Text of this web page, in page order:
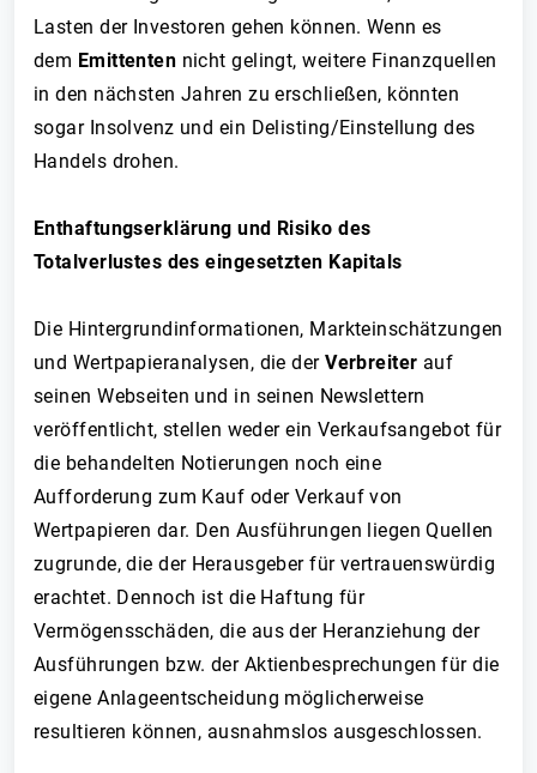
Lasten der Investoren gehen können. Wenn es
dem Emittenten nicht gelingt, weitere Finanzquellen
in den nächsten Jahren zu erschließen, könnten
sogar Insolvenz und ein Delisting/Einstellung des
Handels drohen.
Enthaftungserklärung und Risiko des
Totalverlustes des eingesetzten Kapitals
Die Hintergrundinformationen, Markteinschätzungen
und Wertpapieranalysen, die derVerbreiter auf
seinen Webseiten und in seinen Newslettern
veröffentlicht, stellen weder ein Verkaufsangebot für
die behandelten Notierungen noch eine
Aufforderung zum Kauf oder Verkauf von
Wertpapieren dar. Den Ausführungen liegen Quellen
zugrunde, die der Herausgeber für vertrauenswürdig
erachtet. Dennoch ist die Haftung für
Vermögensschäden, die aus der Heranziehung der
Ausführungen bzw. der Aktienbesprechungen für die
eigene Anlageentscheidung möglicherweise
resultieren können, ausnahmslos ausgeschlossen.